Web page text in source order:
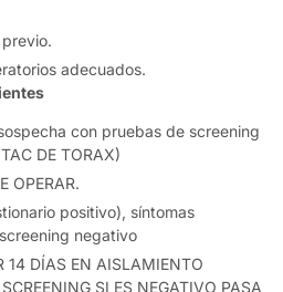
adecuados.
con pruebas de screening
DE TORAX)
OPERAR.
positivo), síntomas
negativo
14 DÍAS EN AISLAMIENTO
SCREENING SI ES NEGATIVO PASA